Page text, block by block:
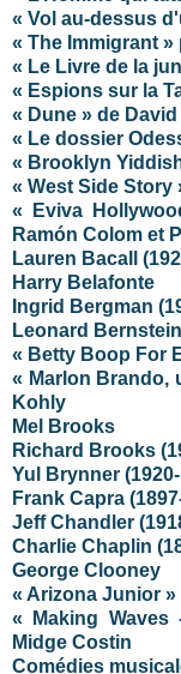
« Vol au-dessus
« The Immigrant »
« Le Livre de la
« Espions sur la
« Dune » de
« Le dossier
« Brooklyn
« West Side Story
« Eviva
Ramón Colom et
Lauren Bacall
Harry Belafonte
Ingrid Bergman
Leonard
« Betty Boop For
« Marlon Brando,
Kohly
Mel Brooks
Richard Brooks
Yul Brynner
Frank Capra
Jeff Chandler
Charlie Chaplin
George Clooney
« Arizona Junior
« Making
Midge Costin
Comédies